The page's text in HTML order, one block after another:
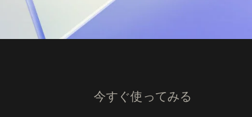
今すぐ使ってみる